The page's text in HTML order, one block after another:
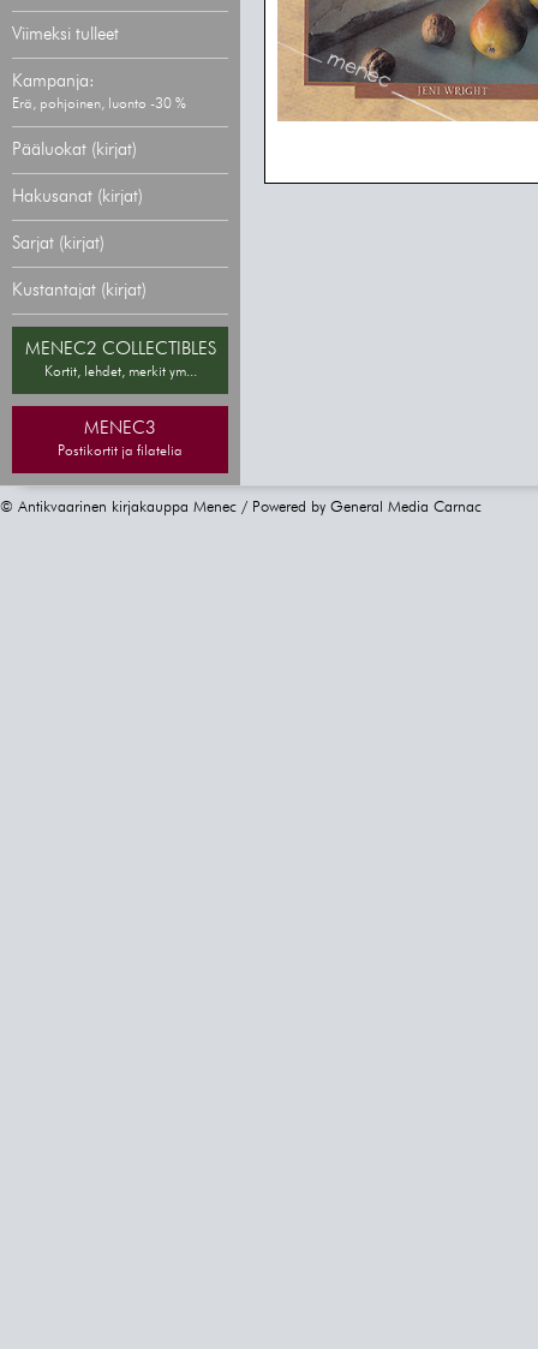
Viimeksi tulleet
Kampanja:
Erä, pohjoinen, luonto -30 %
Pääluokat (kirjat)
Hakusanat (kirjat)
Sarjat (kirjat)
Kustantajat (kirjat)
MENEC2 COLLECTIBLES
Kortit, lehdet, merkit ym...
MENEC3
Postikortit ja filatelia
© Antikvaarinen kirjakauppa Menec / Powered by General Media Carnac